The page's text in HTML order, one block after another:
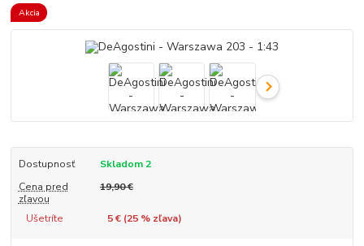
Akcia
Dostupnosť
Skladom 2
Cena pred
zľavou
19,90 €
Ušetríte 5 € (25% zľava)